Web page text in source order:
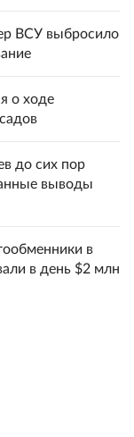
ВСУ выбросило
о ходе
до сих пор
выводы
в
в день $2 млн